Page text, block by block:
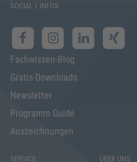
SOCIAL / INFOS
Fachwissen-Blog
Gratis-Downloads
Newsletter
Programm Guide
Auszeichnungen
SERVICE ÜBER UNS